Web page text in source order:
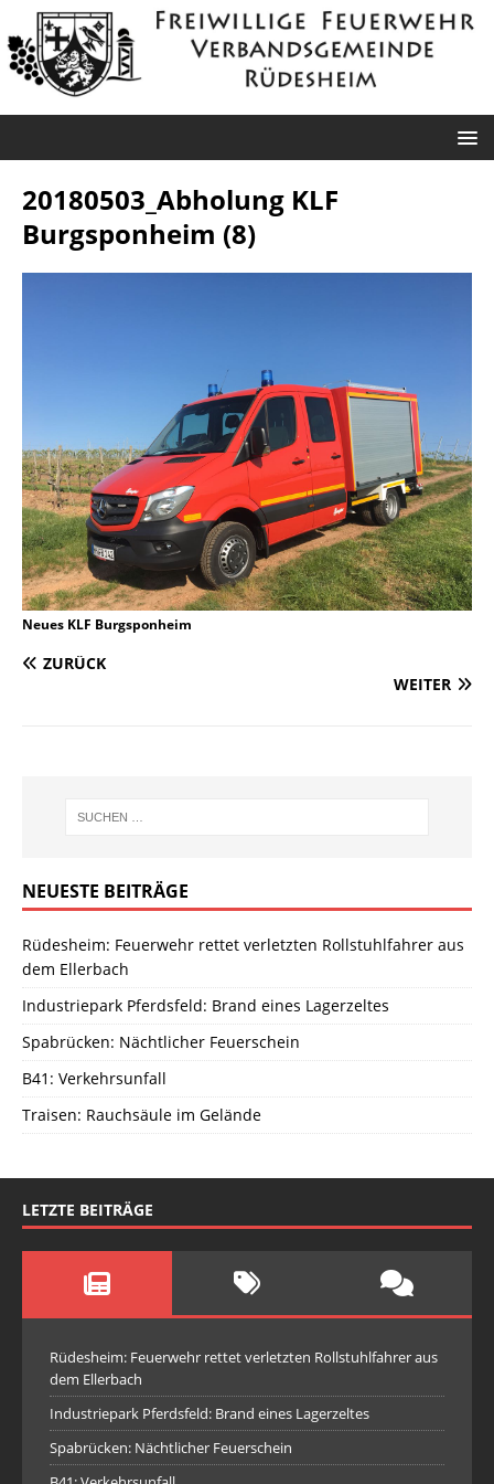
20180503_Abholung KLF
Burgsponheim (8)
Neues KLF Burgsponheim
ZURÜCK
WEITER
NEUESTE BEITRÄGE
Rüdesheim: Feuerwehr rettet verletzten Rollstuhlfahrer aus
dem Ellerbach
Industriepark Pferdsfeld: Brand eines Lagerzeltes
Spabrücken: Nächtlicher Feuerschein
B41: Verkehrsunfall
Traisen: Rauchsäule im Gelände
LETZTE BEITRÄGE
Rüdesheim: Feuerwehr rettet verletzten Rollstuhlfahrer aus
dem Ellerbach
Industriepark Pferdsfeld: Brand eines Lagerzeltes
Spabrücken: Nächtlicher Feuerschein